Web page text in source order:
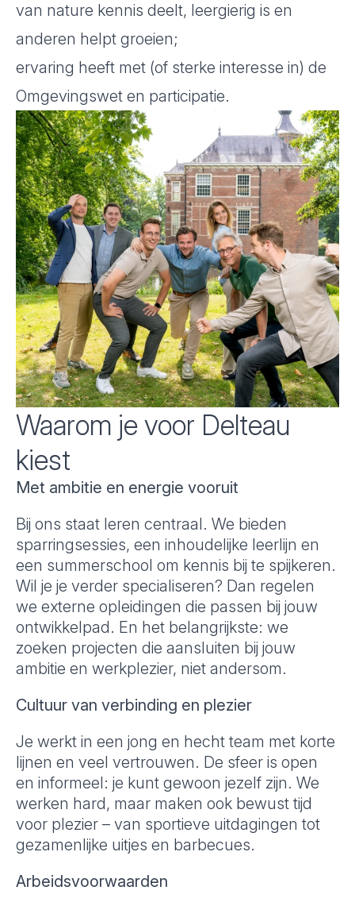
van nature kennis deelt, leergierig is en
anderen helpt groeien;
ervaring heeft met (of sterke interesse in) de
Omgevingswet en participatie.
Waarom je voor Delteau
kiest
Met ambitie en energie vooruit
Bij ons staat leren centraal. We bieden
sparringsessies, een inhoudelijke leerlijn en
een summerschool om kennis bij te spijkeren.
Wil je je verder specialiseren? Dan regelen
we externe opleidingen die passen bij jouw
ontwikkelpad. En het belangrijkste: we
zoeken projecten die aansluiten bij jouw
ambitie en werkplezier, niet andersom.
Cultuur van verbinding en plezier
Je werkt in een jong en hecht team met korte
lijnen en veel vertrouwen. De sfeer is open
en informeel: je kunt gewoon jezelf zijn. We
werken hard, maar maken ook bewust tijd
voor plezier – van sportieve uitdagingen tot
gezamenlijke uitjes en barbecues.
Arbeidsvoorwaarden